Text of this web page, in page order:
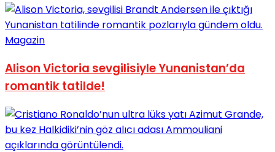
Magazin
Alison Victoria sevgilisiyle Yunanistan’da
romantik tatilde!